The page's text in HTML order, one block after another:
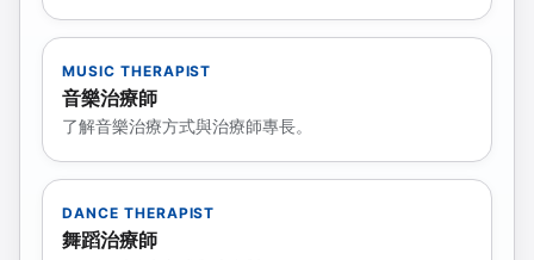
MUSIC THERAPIST
音樂治療師
了解音樂治療方式與治療師專長。
DANCE THERAPIST
舞蹈治療師